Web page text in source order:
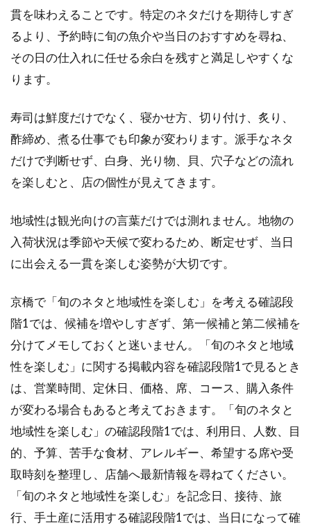
貫を味わえることです。特定のネタだけを期待しすぎ
るより、予約時に旬の魚介や当日のおすすめを尋ね、
その日の仕入れに任せる余白を残すと満足しやすくな
ります。
寿司は鮮度だけでなく、寝かせ方、切り付け、炙り、
酢締め、煮る仕事でも印象が変わります。派手なネタ
だけで判断せず、白身、光り物、貝、穴子などの流れ
を楽しむと、店の個性が見えてきます。
地域性は観光向けの言葉だけでは測れません。地物の
入荷状況は季節や天候で変わるため、断定せず、当日
に出会える一貫を楽しむ姿勢が大切です。
京橋で「旬のネタと地域性を楽しむ」を考える確認段
階1では、候補を増やしすぎず、第一候補と第二候補を
分けてメモしておくと迷いません。「旬のネタと地域
性を楽しむ」に関する掲載内容を確認段階1で見るとき
は、営業時間、定休日、価格、席、コース、購入条件
が変わる場合もあると考えておきます。「旬のネタと
地域性を楽しむ」の確認段階1では、利用日、人数、目
的、予算、苦手な食材、アレルギー、希望する席や受
取時刻を整理し、店舗へ最新情報を尋ねてください。
「旬のネタと地域性を楽しむ」を記念日、接待、旅
行、手土産に活用する確認段階1では、当日になって確